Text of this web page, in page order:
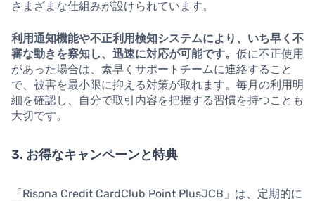
さまざまな仕組みが設けられています。
利用通知機能や不正利用検知システムにより、いち早く不
審な動きを察知し、迅速に対応が可能です。 仮に不正使用
があった場合は、素早くサポートチームに連絡すること
で、被害を最小限に抑える対策が取れます。毎月の利用明
細を確認し、自分で取引内容を把握する習慣を持つことも
大切です。
3. お得なキャンペーンと特典
「Risona Credit CardClub Point PlusJCB」は、定期的に